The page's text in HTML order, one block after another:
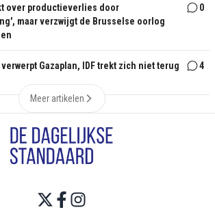
over productieverlies door
maar verzwijgt de Brusselse oorlog
0
Gazaplan, IDF trekt zich niet terug 4
Meer artikelen